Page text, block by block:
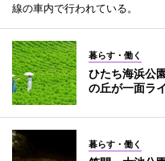
線の車内で行われている。
暮らす・働く
ひたち海浜公
の丘が一面ラ
暮らす・働く